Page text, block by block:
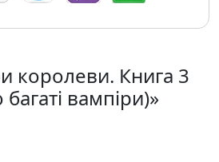
королеви. Книга 3
вампіри)»